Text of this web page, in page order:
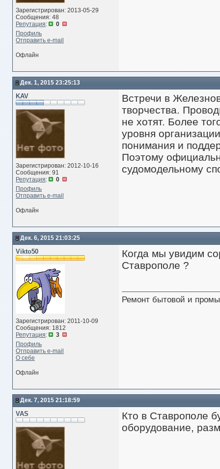
Зарегистрирован: 2013-05-29
Сообщения: 48
Репутация:
0
Профиль
Отправить e-mail
Офлайн
Дек. 1, 2015 23:25:13
KAV
Зарегистрирован: 2012-10-16
Сообщения: 91
Репутация:
0
Профиль
Отправить e-mail
Встречи в
творчества.
не хотят. Более
уровня
понимания и
Поэтому
судомодельному
Офлайн
Дек. 6, 2015 21:03:25
Vikto50
Зарегистрирован: 2011-10-09
Сообщения: 1812
Репутация:
3
Профиль
Отправить e-mail
О себе
Когда мы увидим
Ставрополе ?
Ремонт бытовой и
Офлайн
Дек. 7, 2015 21:18:59
VAS
Кто в Ставрополе
оборудование,